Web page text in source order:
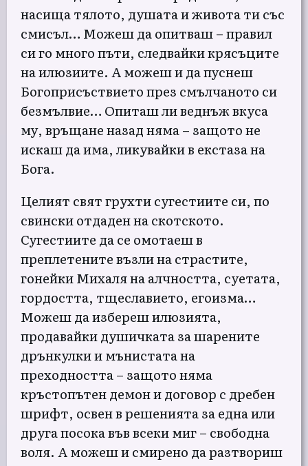
насища тялото, душата и живота ти със
смисъл… Можеш да опитваш – правил
си го много пъти, следвайки крясъците
на илюзиите. А можеш и да пуснеш
Богоприсъствието през смълчаното си
безмълвие… Опиташ ли веднъж вкуса
му, връщане назад няма – защото не
искаш да има, ликувайки в екстаза на
Бога.
Целият свят грухти сугестиите си, по
свински отдаден на скотското.
Сугестиите да се омотаеш в
преплетените възли на страстите,
гонейки Михаля на алчността, суетата,
гордостта, тщеславието, егоизма…
Можеш да избереш илюзията,
продавайки душичката за шарените
дрънкулки и мънистата на
преходността – защото няма
кръстопътен демон и договор с дребен
шрифт, освен в решенията за една или
друга посока във всеки миг – свободна
воля. А можеш и смирено да разтвориш